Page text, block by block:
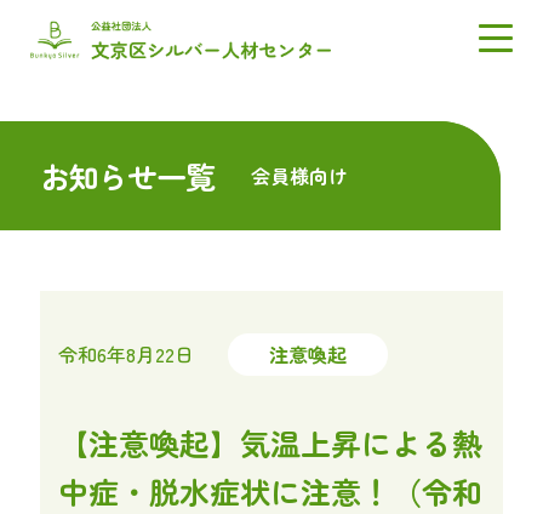
お知らせ一覧 会員様向け
令和6年8月22日 注意喚起
【注意喚起】気温上昇による熱
中症・脱水症状に注意！（令和